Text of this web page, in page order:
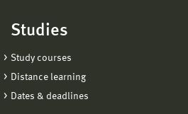
Studies
Study courses
Distance learning
Dates & deadlines